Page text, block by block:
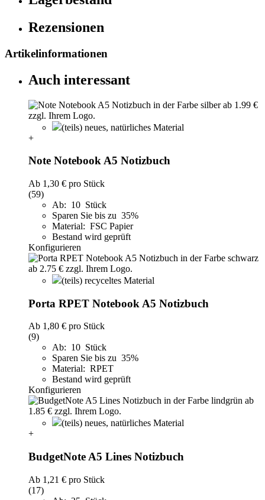
Rezensionen
Artikelinformationen
Auch interessant
(teils) neues, natürliches Material
+
Note Notebook A5 Notizbuch
Ab 1,30 € pro Stück
(59)
Ab: 10 Stück
Sparen Sie bis zu 35%
Material: FSC Papier
Bestand wird geprüft
Konfigurieren
(teils) recyceltes Material
Porta RPET Notebook A5 Notizbuch
Ab 1,80 € pro Stück
(9)
Ab: 10 Stück
Sparen Sie bis zu 35%
Material: RPET
Bestand wird geprüft
Konfigurieren
(teils) neues, natürliches Material
+
BudgetNote A5 Lines Notizbuch
Ab 1,21 € pro Stück
(17)